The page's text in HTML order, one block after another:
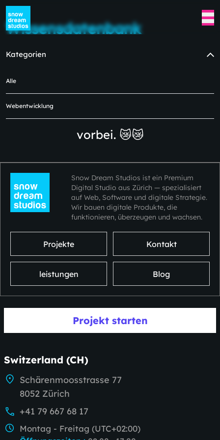
Wissensdatenbank
keine Blogs verfügbar.
Bitte schauen Sie später wieder
vorbei. 😿😿
Kategorien
Alle
Webentwicklung
Snow Dream Studios ist ein Premium
Digital Studio aus Zürich — spezialisiert
auf Web, Software und digitale Strategie.
Wir bauen digitale Produkte, die
funktionieren, überzeugen und wachsen.
Projekte Kontakt
leistungen Blog
Projekt starten
Switzerland (CH)
Schärenmoosstrasse 77
8052 Zürich
+41 79 667 68 17
Montag - Freitag (UTC+02:00)